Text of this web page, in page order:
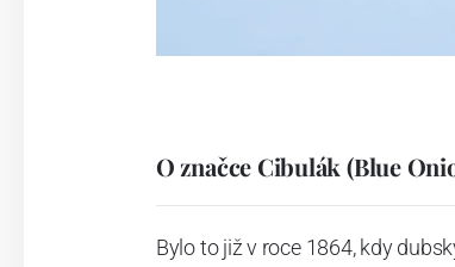
O značce Cibulák (Blue
Bylo to již v roce 1864, kdy